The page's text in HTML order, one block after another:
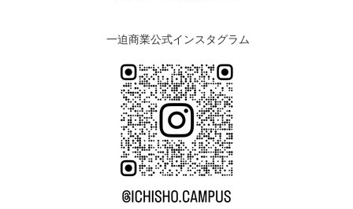
一迫商業公式インスタグラム